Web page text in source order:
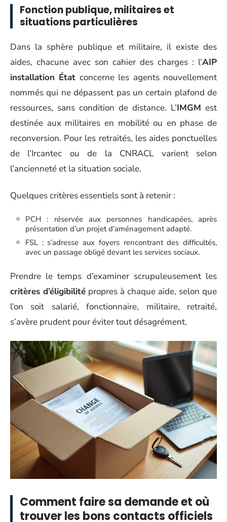
Fonction publique, militaires et
situations particulières
Dans la sphère publique et militaire, il existe des
aides, chacune avec son cahier des charges : l’AIP
installation État concerne les agents nouvellement
nommés qui ne dépassent pas un certain plafond de
ressources, sans condition de distance. L’IMGM est
destinée aux militaires en mobilité ou en phase de
reconversion. Pour les retraités, les aides ponctuelles
de l’Ircantec ou de la CNRACL varient selon
l’ancienneté et la situation sociale.
Quelques critères essentiels sont à retenir :
PCH : réservée aux personnes handicapées, après
présentation d’un projet d’aménagement adapté.
FSL : s’adresse aux foyers rencontrant des difficultés,
avec un passage obligé devant les services sociaux.
Prendre le temps d’examiner scrupuleusement les
critères d’éligibilité propres à chaque aide, selon que
l’on soit salarié, fonctionnaire, militaire, retraité,
s’avère prudent pour éviter tout désagrément.
Comment faire sa demande et où
trouver les bons contacts officiels